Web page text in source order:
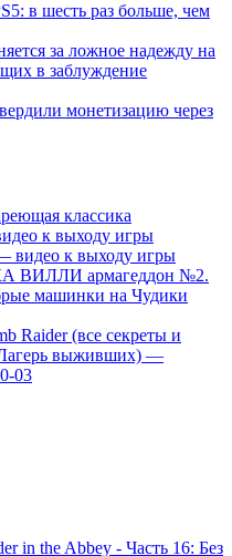
в шесть раз больше, чем
за ложное надежду на
в заблуждение
монетизацию через
классика
к выходу игры
видео к выходу игры
армагеддон №2.
машинки на Чудики
Raider (все секреты и
выживших) —
03